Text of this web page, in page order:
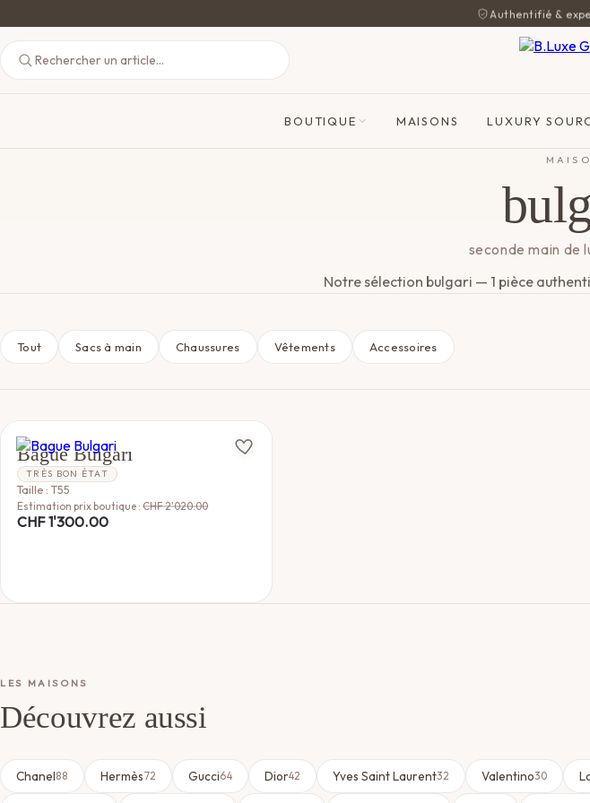
Authentifié &
BOUTIQUE MAISONS LUXURY
seconde main de
Notre sélection bulgari — 1 pièce
Tout Sacs à main Chaussures Vêtements Accessoires
BULGARI
Bague Bulgari
TRÈS BON ÉTAT
Taille : T55
Estimation prix boutique : CHF2'020.00
CHF1'300.00
LES MAISONS
Découvrez aussi
Chanel88 Hermès72 Gucci64 Dior42 Yves Saint Laurent32 Valentino30